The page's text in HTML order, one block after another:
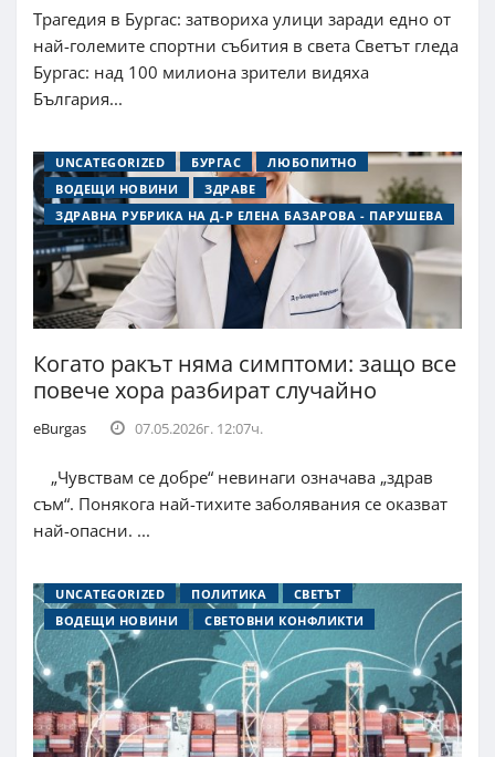
Трагедия в Бургас: затвориха улици заради едно от
най-големите спортни събития в света Светът гледа
Бургас: над 100 милиона зрители видяха
България...
UNCATEGORIZED БУРГАС
ЛЮБОПИТНО
ВОДЕЩИ НОВИНИ
ЗДРАВЕ
ЗДРАВНА РУБРИКА НА Д-Р ЕЛЕНА БАЗАРОВА - ПАРУШЕВА
Когато ракът няма симптоми: защо все
повече хора разбират случайно
eBurgas 07.05.2026г. 12:07ч.
„Чувствам се добре“ невинаги означава „здрав
съм“. Понякога най-тихите заболявания се оказват
най-опасни. ...
UNCATEGORIZED ПОЛИТИКА
СВЕТЪТ
ВОДЕЩИ НОВИНИ
СВЕТОВНИ КОНФЛИКТИ